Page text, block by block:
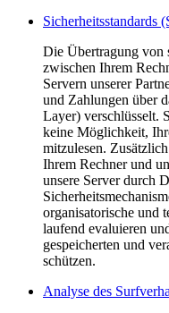
Sicherheitsstandards
Die Übertragung von
zwischen Ihrem
Servern unserer
und Zahlungen über
Layer) verschlüsselt.
keine Möglichkeit,
mitzulesen.
Ihrem Rechner und
unsere Server durch
organisatorische und
laufend evaluieren
gespeicherten und
schützen.
Analyse des